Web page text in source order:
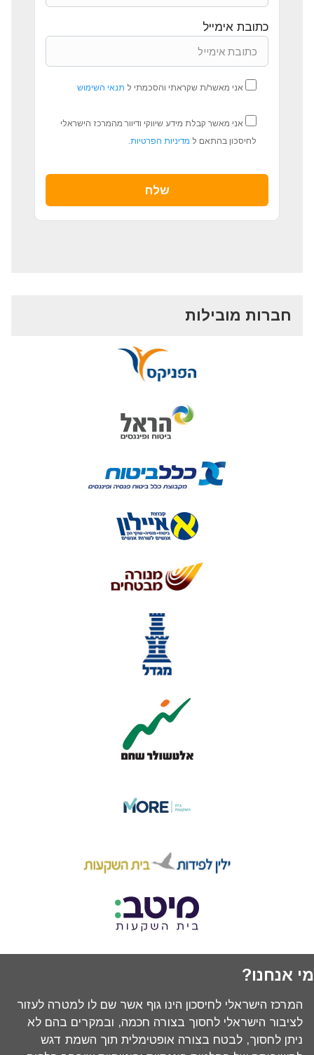
כתובת אימייל
אני מאשר/ת שקראתי והסכמתי ל תנאי השימוש
אני מאשר קבלת מידע שיווקי ודיוור מהמרכז הישראלי
לחיסכון בהתאם ל מדיניות הפרטיות.
חברות מובילות
מי אנחנו?
המרכז הישראלי לחיסכון הינו גוף אשר שם לו למטרה לעזור
לציבור הישראלי לחסוך בצורה חכמה, ובמקרים בהם לא
ניתן לחסוך, לבטח בצורה אופטימלית תוך השמת דגש